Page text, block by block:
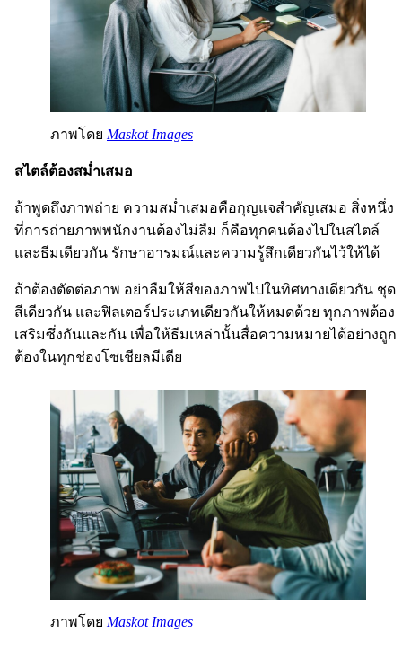
ภาพโดย Maskot Images
สไตล์ต้องสม่ำเสมอ
ถ้าพูดถึงภาพถ่าย ความสม่ำเสมอคือกุญแจสำคัญเสมอ สิ่งหนึ่ง
ที่การถ่ายภาพพนักงานต้องไม่ลืม ก็คือทุกคนต้องไปในสไตล์
และธีมเดียวกัน รักษาอารมณ์และความรู้สึกเดียวกันไว้ให้ได้
ถ้าต้องตัดต่อภาพ อย่าลืมให้สีของภาพไปในทิศทางเดียวกัน ชุด
สีเดียวกัน และฟิลเตอร์ประเภทเดียวกันให้หมดด้วย ทุกภาพต้อง
เสริมซึ่งกันและกัน เพื่อให้ธีมเหล่านั้นสื่อความหมายได้อย่างถูก
ต้องในทุกช่องโซเชียลมีเดีย
ภาพโดย Maskot Images